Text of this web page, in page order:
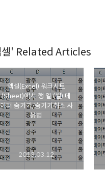
' Related Articles
엑셀(Excel) 워크시트
(Sheet)에서 행 열 (셀) 데
이터 숨기기/숨기기취소 사
용법
2013.03.12